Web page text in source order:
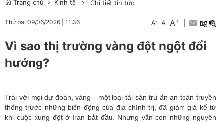
Trang chủ Kinh tế Chi tiết tin tức
Thứ ba, 09/06/2026 11:36 A- A A+
Vì sao thị trường vàng đột ngột đổi
hướng?
Trái với mọi dự đoán, vàng - một loại tài sản trú ẩn an toàn truyền
thống trước những biến động của địa chính trị, đã giảm giá kể từ
khi cuộc xung đột ở Iran bắt đầu. Nhưng vẫn còn những nguyên